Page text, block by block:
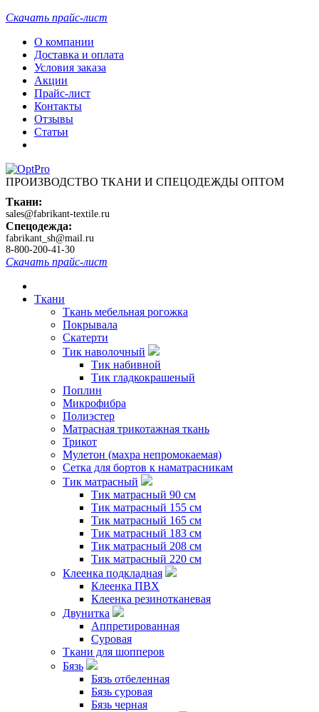
Скачать прайс-лист
О компании
Доставка и оплата
Условия заказа
Акции
Прайс-лист
Контакты
Отзывы
Статьи
ПРОИЗВОДСТВО ТКАНИ И СПЕЦОДЕЖДЫ ОПТОМ
Ткани:
sales@fabrikant-textile.ru
Спецодежда:
fabrikant_sh@mail.ru
8-800-200-41-30
Скачать прайс-лист
Ткани
Ткань мебельная рогожка
Покрывала
Скатерти
Тик наволочный
Тик набивной
Тик гладкокрашеный
Поплин
Микрофибра
Полиэстер
Матрасная трикотажная ткань
Трикот
Мулетон (махра непромокаемая)
Сетка для бортов к наматрасникам
Тик матрасный
Тик матрасный 90 см
Тик матрасный 155 см
Тик матрасный 165 см
Тик матрасный 183 см
Тик матрасный 208 см
Тик матрасный 220 см
Клеенка подкладная
Клеенка ПВХ
Клеенка резинотканевая
Двунитка
Аппретированная
Суровая
Ткани для шопперов
Бязь
Бязь отбеленная
Бязь суровая
Бязь черная